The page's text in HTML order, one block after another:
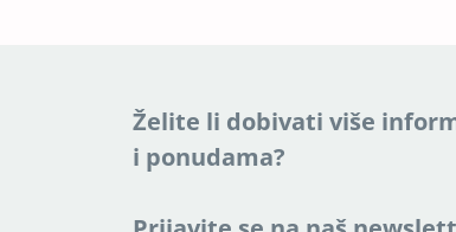
Želite li dobivati više
i ponudama?